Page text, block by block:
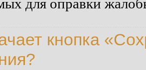
для оправки
кнопка